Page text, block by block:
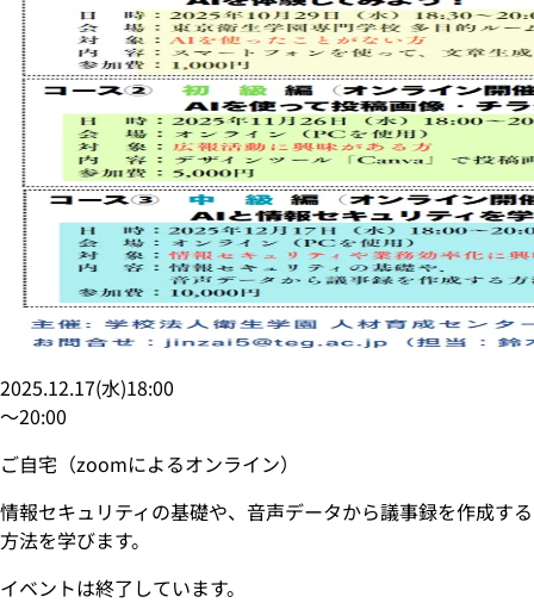
2025.12.17(水)18:00
〜20:00
ご自宅（zoomによるオンライン）
情報セキュリティの基礎や、音声データから議事録を作成する
方法を学びます。
イベントは終了しています。